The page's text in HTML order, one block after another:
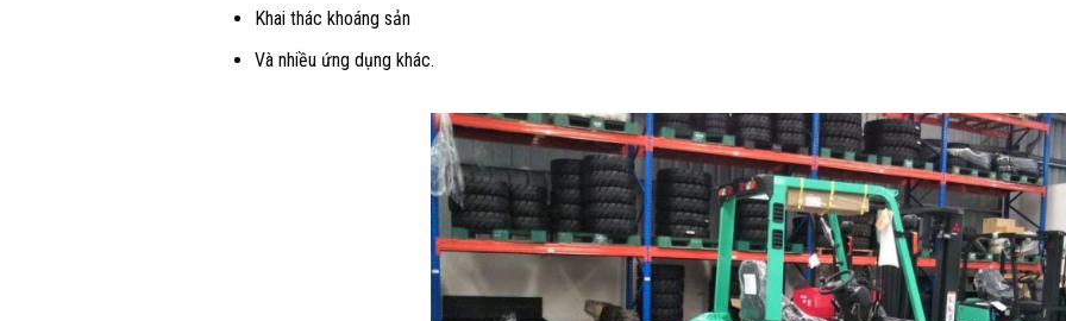
Khai thác khoáng sản
Và nhiều ứng dụng khác.